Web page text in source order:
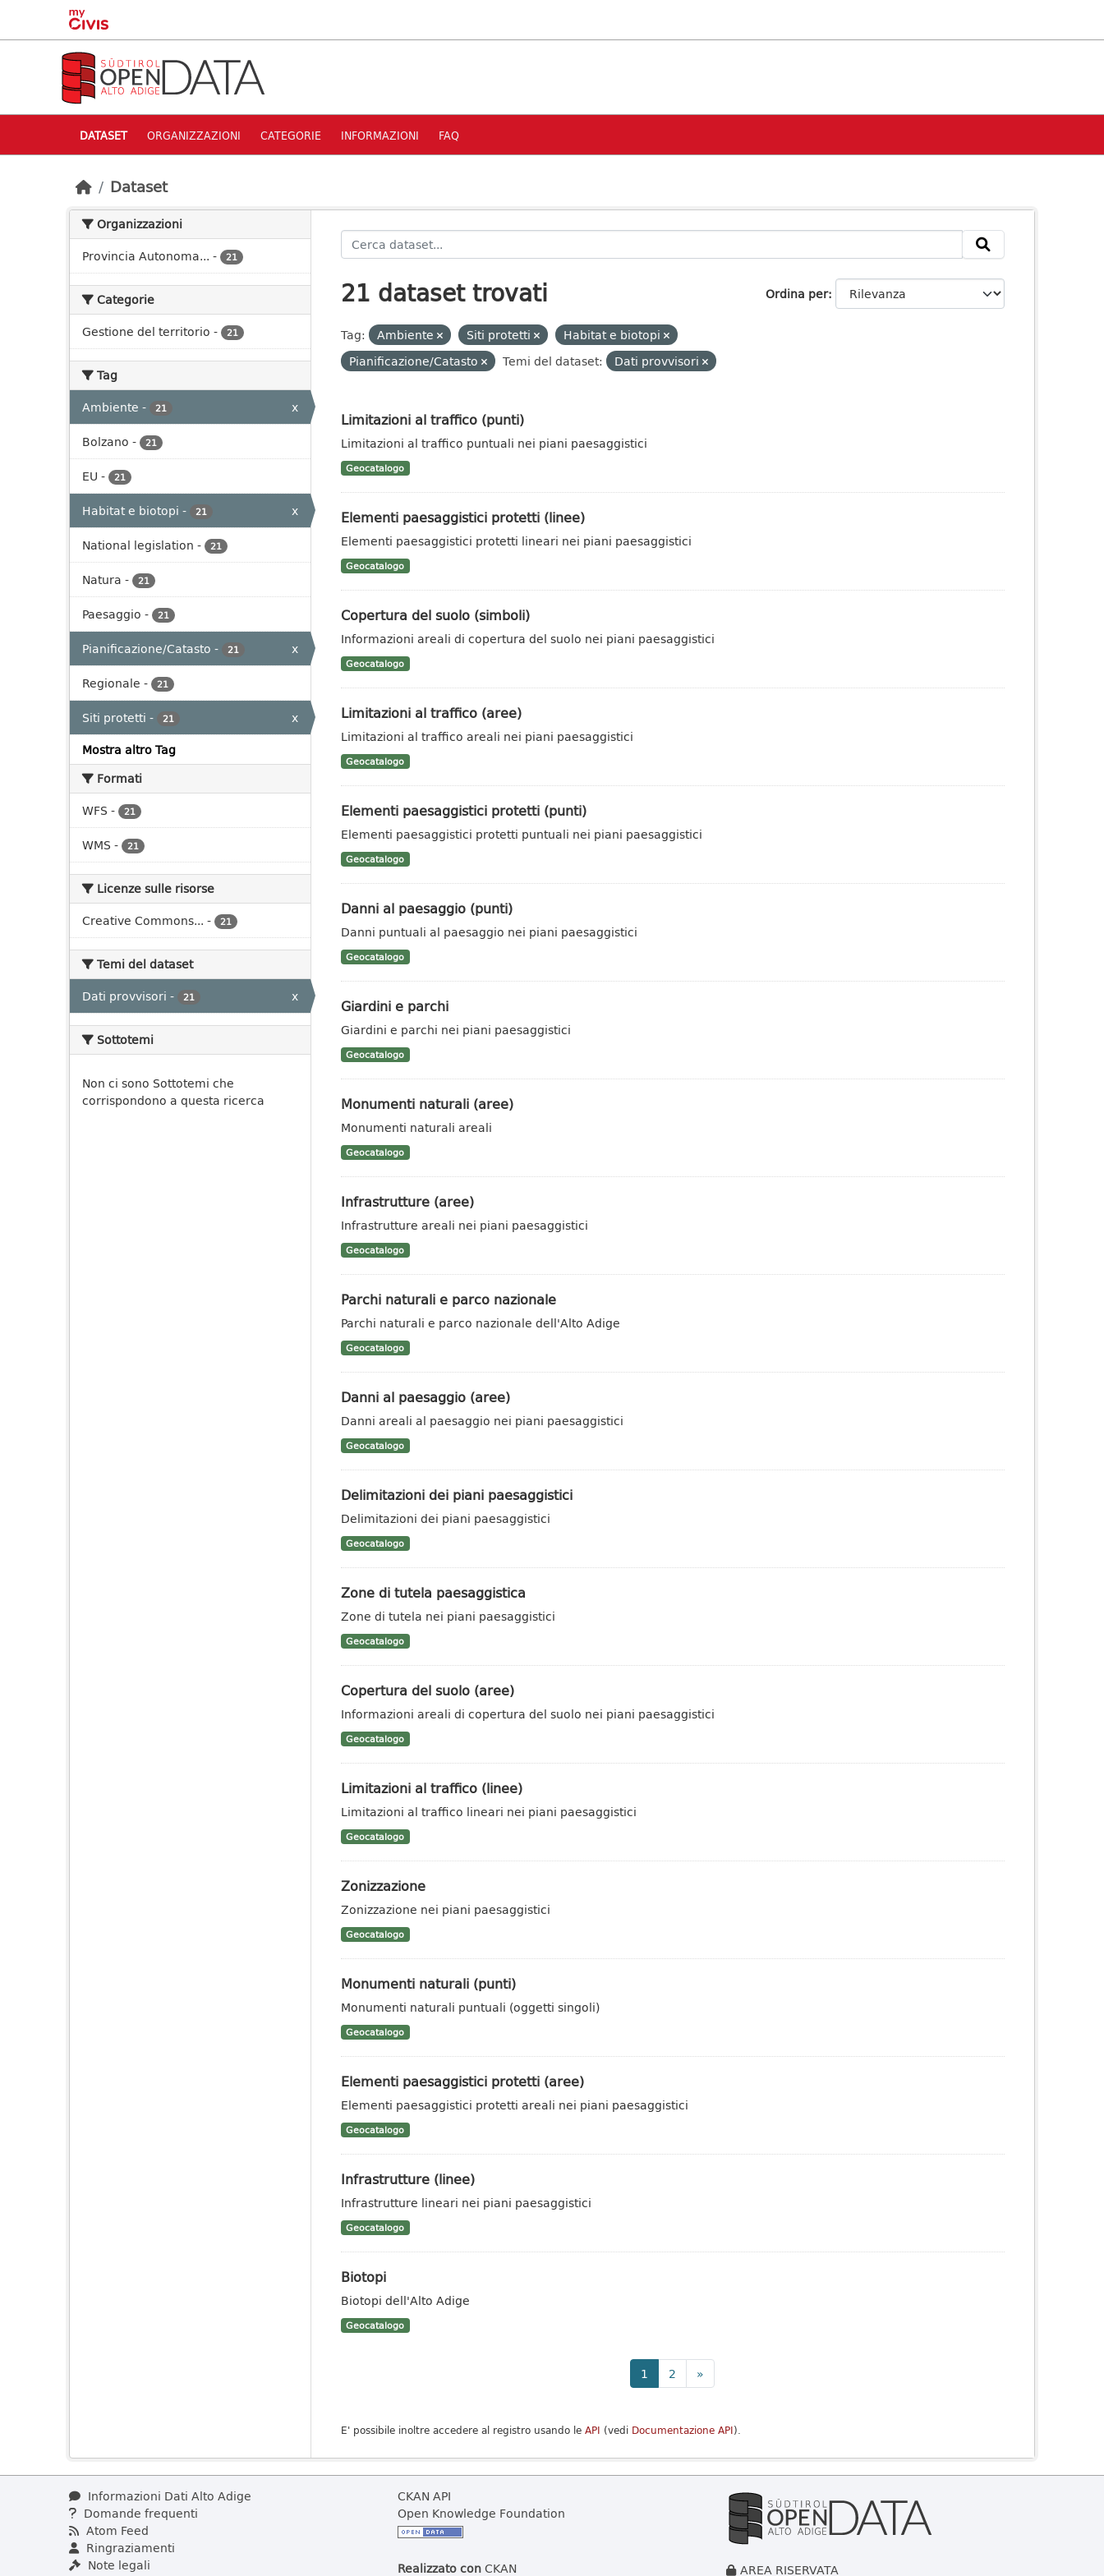
Skip to main content
DATASET ORGANIZZAZIONI CATEGORIE INFORMAZIONI FAQ
Dataset
Organizzazioni
Provincia Autonoma... - 21
Categorie
Gestione del territorio - 21
Tag
Ambiente - 21
x
Bolzano - 21
EU - 21
Habitat e biotopi - 21
x
National legislation - 21
Natura - 21
Paesaggio - 21
Pianificazione/Catasto - 21
x
Regionale - 21
Siti protetti - 21
x
Mostra altro Tag
Formati
WFS - 21
WMS - 21
Licenze sulle risorse
Creative Commons... - 21
Temi del dataset
Dati provvisori - 21 x
Sottotemi
Non ci sono Sottotemi che
corrispondono a questa ricerca
Ordina per
21 dataset trovati
Tag: Ambiente Siti protetti
Habitat e biotopi
Pianificazione/Catasto
Temi del dataset: Dati provvisori
Limitazioni al traffico (punti)
Limitazioni al traffico puntuali nei piani paesaggistici
Geocatalogo
Elementi paesaggistici protetti (linee)
Elementi paesaggistici protetti lineari nei piani paesaggistici
Geocatalogo
Copertura del suolo (simboli)
Informazioni areali di copertura del suolo nei piani paesaggistici
Geocatalogo
Limitazioni al traffico (aree)
Limitazioni al traffico areali nei piani paesaggistici
Geocatalogo
Elementi paesaggistici protetti (punti)
Elementi paesaggistici protetti puntuali nei piani paesaggistici
Geocatalogo
Danni al paesaggio (punti)
Danni puntuali al paesaggio nei piani paesaggistici
Geocatalogo
Giardini e parchi
Giardini e parchi nei piani paesaggistici
Geocatalogo
Monumenti naturali (aree)
Monumenti naturali areali
Geocatalogo
Infrastrutture (aree)
Infrastrutture areali nei piani paesaggistici
Geocatalogo
Parchi naturali e parco nazionale
Parchi naturali e parco nazionale dell'Alto Adige
Geocatalogo
Danni al paesaggio (aree)
Danni areali al paesaggio nei piani paesaggistici
Geocatalogo
Delimitazioni dei piani paesaggistici
Delimitazioni dei piani paesaggistici
Geocatalogo
Zone di tutela paesaggistica
Zone di tutela nei piani paesaggistici
Geocatalogo
Copertura del suolo (aree)
Informazioni areali di copertura del suolo nei piani paesaggistici
Geocatalogo
Limitazioni al traffico (linee)
Limitazioni al traffico lineari nei piani paesaggistici
Geocatalogo
Zonizzazione
Zonizzazione nei piani paesaggistici
Geocatalogo
Monumenti naturali (punti)
Monumenti naturali puntuali (oggetti singoli)
Geocatalogo
Elementi paesaggistici protetti (aree)
Elementi paesaggistici protetti areali nei piani paesaggistici
Geocatalogo
Infrastrutture (linee)
Infrastrutture lineari nei piani paesaggistici
Geocatalogo
Biotopi
Biotopi dell'Alto Adige
Geocatalogo
1 2 »
E' possibile inoltre accedere al registro usando le API (vedi Documentazione API).
Informazioni Dati Alto Adige
Domande frequenti
Atom Feed
Ringraziamenti
Note legali
CKAN API
Open Knowledge Foundation
Realizzato conCKAN AREA RISERVATA